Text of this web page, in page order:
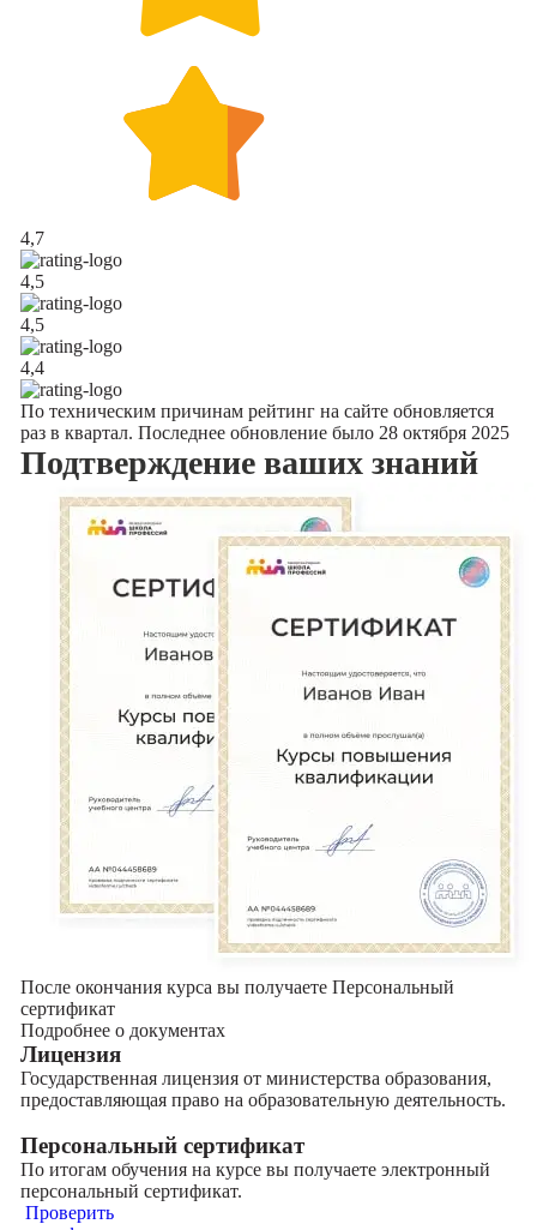
4,7
4,5
4,5
4,4
По техническим причинам рейтинг на сайте обновляется
раз в квартал. Последнее обновление было 28 октября 2025
Подтверждение ваших знаний
После окончания курса вы получаете Персональный
сертификат
Подробнее о документах
Лицензия
Государственная лицензия от министерства образования,
предоставляющая право на образовательную деятельность.
Персональный сертификат
По итогам обучения на курсе вы получаете электронный
персональный сертификат.
Проверить